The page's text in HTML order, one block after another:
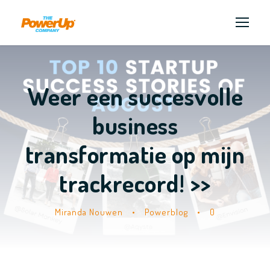
Weer een succesvolle
business
transformatie op mijn
trackrecord! >>
Miranda Nouwen • Powerblog • 0